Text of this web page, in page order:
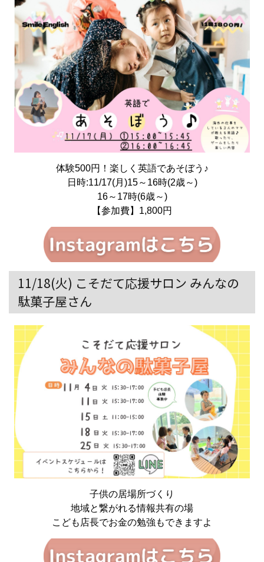
体験500円！楽しく英語であそぼう♪
日時:11/17(月)15～16時(2歳～)
16～17時(6歳～)
【参加費】1,800円
11/18(火) こそだて応援サロン みんなの
駄菓子屋さん
子供の居場所づくり
地域と繋がれる情報共有の場
こども店長でお金の勉強もできますよ